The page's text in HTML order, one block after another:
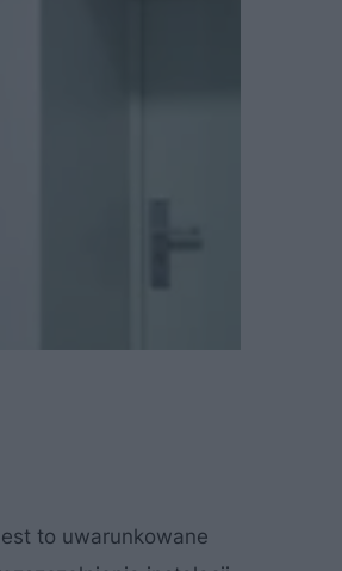
to uwarunkowane